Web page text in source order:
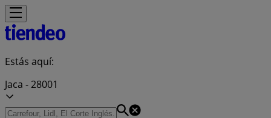
Estás aquí:
Jaca - 28001